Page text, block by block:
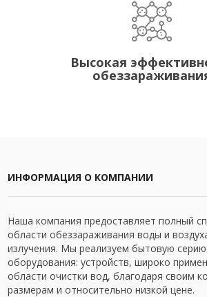
Высокая
ИНФОРМАЦИЯ О КОМПАНИИ
Наша компания предоставляет полный
области обеззараживания воды и
излучения. Мы реализуем бытовую
оборудования: устройств, широко
области очистки вод, благодаря своим
размерам и относительно низкой цене.